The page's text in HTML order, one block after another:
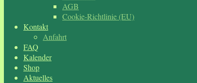
AGB
Cookie-Richtlinie (EU)
Kontakt
Anfahrt
FAQ
Kalender
Shop
Aktuelles